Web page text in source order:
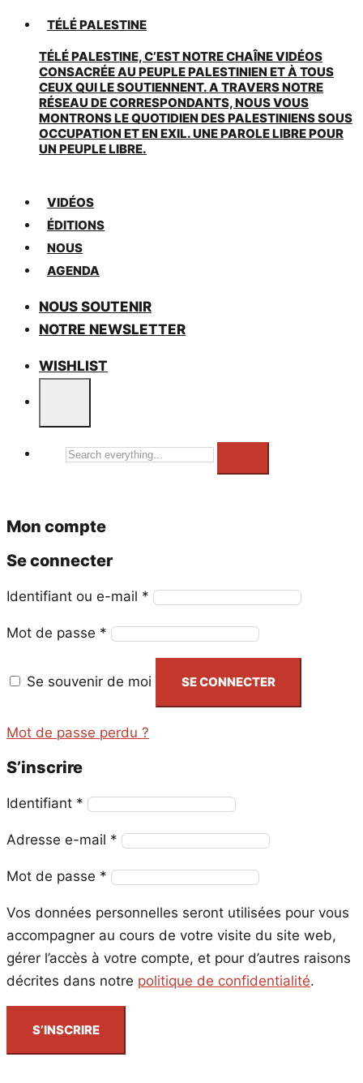
TÉLÉ PALESTINE
TÉLÉ PALESTINE, C’EST NOTRE CHAÎNE VIDÉOS
CONSACRÉE AU PEUPLE PALESTINIEN ET À TOUS
CEUX QUI LE SOUTIENNENT. A TRAVERS NOTRE
RÉSEAU DE CORRESPONDANTS, NOUS VOUS
MONTRONS LE QUOTIDIEN DES PALESTINIENS SOUS
OCCUPATION ET EN EXIL. UNE PAROLE LIBRE POUR
UN PEUPLE LIBRE.
VIDÉOS
ÉDITIONS
NOUS
AGENDA
NOUS SOUTENIR
NOTRE NEWSLETTER
WISHLIST
Search
Mon compte
Se connecter
Identifiant ou e-mail * Obligatoire
Mot de passe * Obligatoire
Se souvenir de moi SE CONNECTER
Mot de passe perdu ?
S’inscrire
Identifiant * Obligatoire
Adresse e-mail * Obligatoire
Mot de passe * Obligatoire
Vos données personnelles seront utilisées pour vous
accompagner au cours de votre visite du site web,
gérer l’accès à votre compte, et pour d’autres raisons
décrites dans notre politique de confidentialité.
S’INSCRIRE